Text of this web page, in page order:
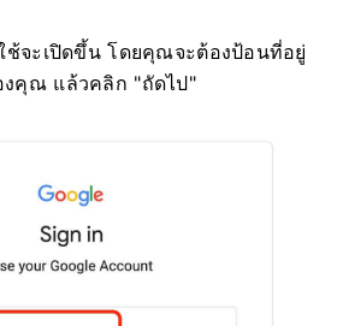
ช้จะเปิดขึ้น โดยคุณจะต้องป้อนที่อยู่
คุณ แล้วคลิก "ถัดไป"